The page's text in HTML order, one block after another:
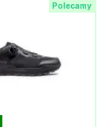
Polecamy